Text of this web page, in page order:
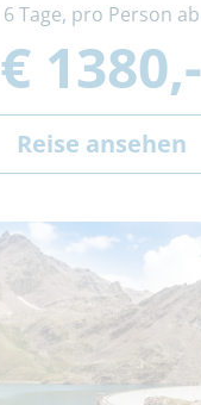
6 Tage, pro Person ab
€ 1380,-
Reise ansehen